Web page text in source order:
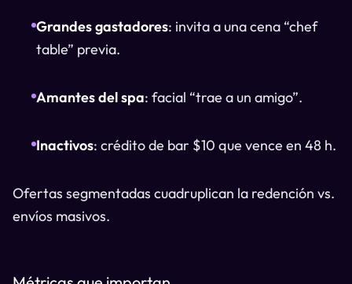
Grandes gastadores: invita a una cena “chef
table” previa.
Amantes del spa: facial “trae a un amigo”.
Inactivos: crédito de bar $10 que vence en 48 h.
Ofertas segmentadas cuadruplican la redención vs.
envíos masivos.